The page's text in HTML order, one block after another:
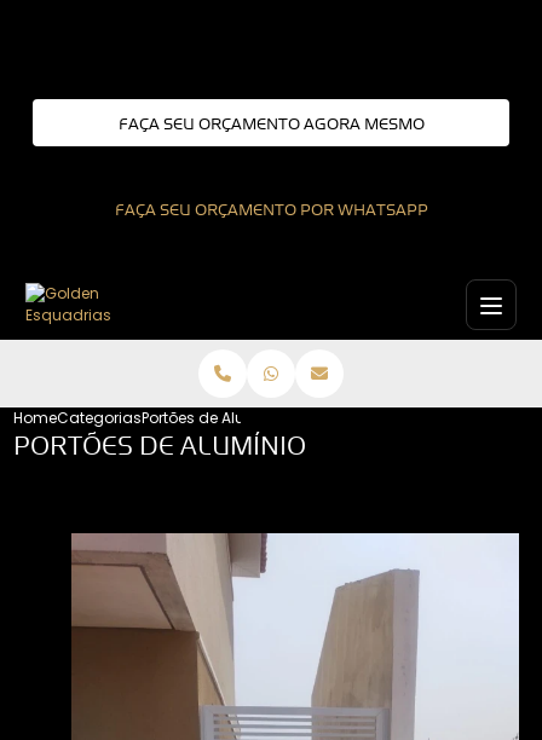
FAÇA SEU ORÇAMENTO AGORA MESMO
FAÇA SEU ORÇAMENTO POR WHATSAPP
HomeCategoriasPortões de Alumínio
PORTÕES DE ALUMÍNIO